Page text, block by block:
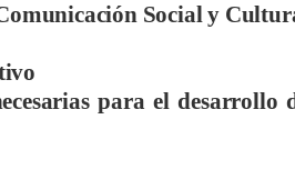
Social y
para el desarrollo